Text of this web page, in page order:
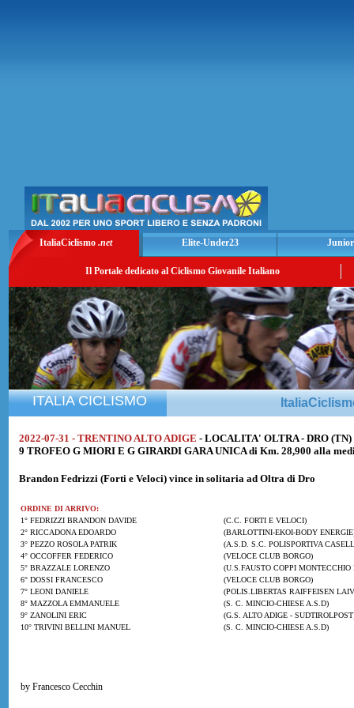
ItaliaCiclismo .net Elite-Under23
Il Portale dedicato al Ciclismo Giovanile Italiano
ITALIA CICLISMO
2022-07-31 - TRENTINO ALTO ADIGE - LOCALITA' OLTRA - DRO (TN)
9 TROFEO G MIORI E G GIRARDI GARA UNICA di Km. 28,900 alla
Brandon Fedrizzi (Forti e Veloci) vince in solitaria ad Oltra di Dro
ORDINE DI ARRIVO:
1° FEDRIZZI BRANDON DAVIDE
(C.C. FORTI E VELOCI)
2° RICCADONA EDOARDO
(BARLOTTINI-EKOI-BODY
3° PEZZO ROSOLA PATRIK
(A.S.D. S.C. POLISPORTIVA
4° OCCOFFER FEDERICO
(VELOCE CLUB BORGO)
5° BRAZZALE LORENZO
(U.S.FAUSTO COPPI MONTECCHIO
6° DOSSI FRANCESCO
(VELOCE CLUB BORGO)
7° LEONI DANIELE
(POLIS.LIBERTAS RAIFFEISEN
8° MAZZOLA EMMANUELE
(S. C. MINCIO-CHIESE A.S.D)
9° ZANOLINI ERIC
(G.S. ALTO ADIGE -
10° TRIVINI BELLINI MANUEL
(S. C. MINCIO-CHIESE A.S.D)
by Francesco Cecchin